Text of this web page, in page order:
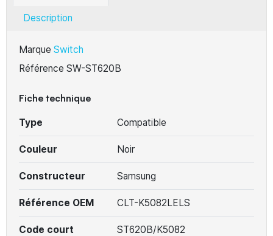
Description
Marque Switch
Référence SW-ST620B
Fiche technique
Type Compatible
Couleur Noir
Constructeur Samsung
Référence OEM CLT-K5082LELS
Code court ST620B/K5082